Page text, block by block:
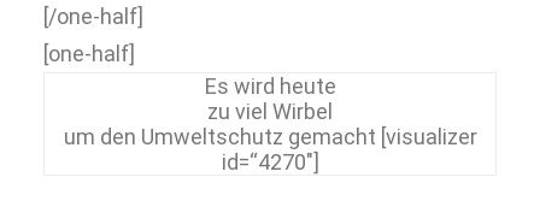
[/one-half]
[one-half]
Es wird heute
zu viel Wirbel
um den Umweltschutz gemacht [visualizer
id=“4270″]